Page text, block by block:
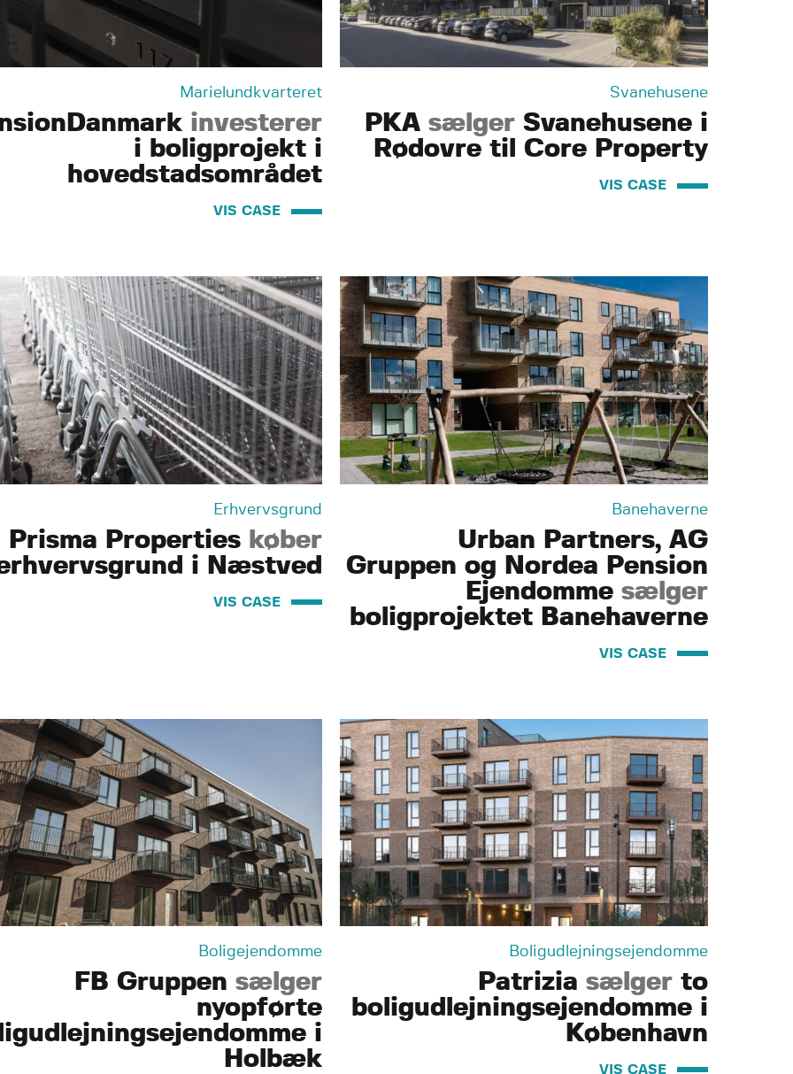
Marielundkvarteret
investerer
i boligprojekt i
hovedstadsområdet
VIS CASE
Svanehusene
PKA sælger Svanehusene i
Rødovre til Core Property
VIS CASE
Erhvervsgrund
Prisma Properties køber
i Næstved
VIS CASE
Banehaverne
Urban Partners, AG
Gruppen og Nordea Pension
Ejendomme sælger
boligprojektet Banehaverne
VIS CASE
Boligejendomme
FB Gruppen sælger
nyopførte
i
Holbæk
Boligudlejningsejendomme
Patrizia sælger to
boligudlejningsejendomme i
København
VIS CASE